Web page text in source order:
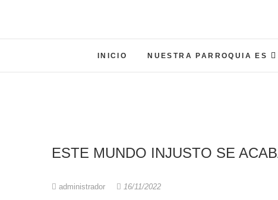
INICIO NUESTRA PARROQUIA ES
ESTE MUNDO INJUSTO SE
administrador 16/11/2022